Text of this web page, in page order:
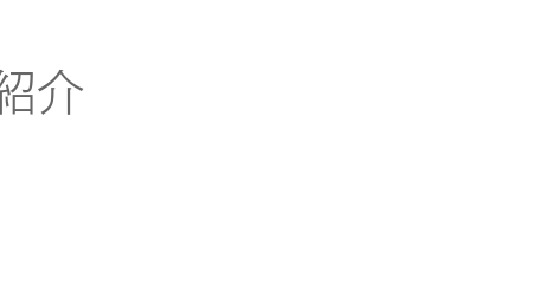
介